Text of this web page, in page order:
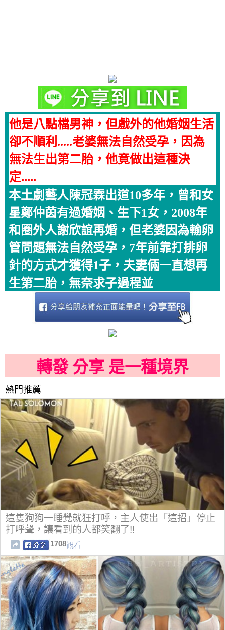
他是八點檔男神，但戲外的他婚姻生活
卻不順利.....老婆無法自然受孕，因為
無法生出第二胎，他竟做出這種決
定.....
本土劇藝人陳冠霖出道10多年，曾和女
星鄭仲茵有過婚姻、生下1女，2008年
和圈外人謝欣誼再婚，但老婆因為輸卵
管問題無法自然受孕，7年前靠打排卵
針的方式才獲得1子，夫妻倆一直想再
生第二胎，無奈求子過程並
轉發 分享 是一種境界
熱門推薦
這隻狗狗一睡覺就狂打呼，主人使出「這招」停止
打呼聲，讓看到的人都笑翻了!!
1708觀看